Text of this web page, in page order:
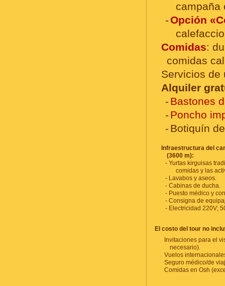
campaña
Opción
Comidas:
comidas
Servicios de
Alquiler
Bastones
Poncho
Botiquín
Infraestructura del
(3600 m):
Yurtas kirguisas
comidas y las
Lavabos y aseos.
Cabinas de ducha.
Puesto médico y
Consigna de
Electricidad 220V;
El costo del tour no
Invitaciones para el
necesario).
Vuelos
Seguro médico/de
Comidas en Osh